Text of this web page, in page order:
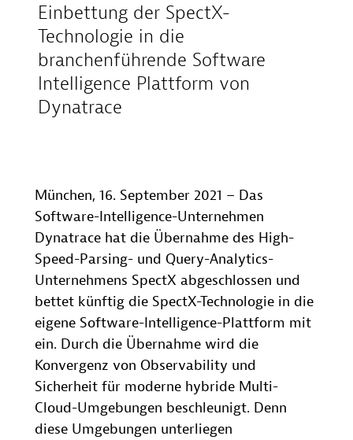
Einbettung der SpectX-
Technologie in die
branchenführende Software
Intelligence Plattform von
Dynatrace
München, 16. September 2021 – Das
Software-Intelligence-Unternehmen
Dynatrace hat die Übernahme des High-
Speed-Parsing- und Query-Analytics-
Unternehmens SpectX abgeschlossen und
bettet künftig die SpectX-Technologie in die
eigene Software-Intelligence-Plattform mit
ein. Durch die Übernahme wird die
Konvergenz von Observability und
Sicherheit für moderne hybride Multi-
Cloud-Umgebungen beschleunigt. Denn
diese Umgebungen unterliegen